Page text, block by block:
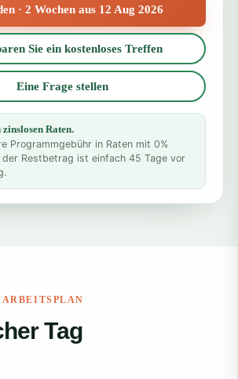
· 2 Wochen aus 12 Aug 2026
Sie ein kostenloses Treffen
Eine Frage stellen
Raten.
Programmgebühr in Raten mit 0%
der Restbetrag ist einfach 45 Tage vor
Tag